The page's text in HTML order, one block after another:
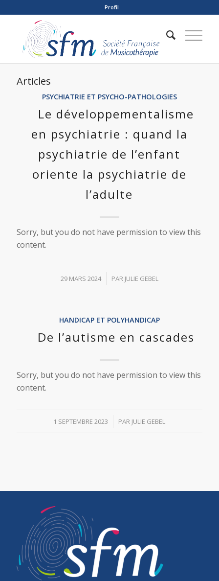
Profil
Articles
PSYCHIATRIE ET PSYCHO-PATHOLOGIES
Le développementalisme
en psychiatrie : quand la
psychiatrie de l’enfant
oriente la psychiatrie de
l’adulte
Sorry, but you do not have permission to view this
content.
29 MARS 2024
/ PAR JULIE GEBEL
HANDICAP ET POLYHANDICAP
De l’autisme en cascades
Sorry, but you do not have permission to view this
content.
1 SEPTEMBRE 2023
/ PAR JULIE GEBEL